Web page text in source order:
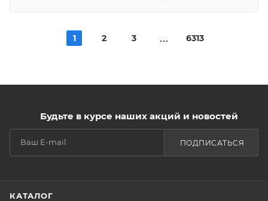
1 2 3 6313
Будьте в курсе наших акций и новостей
ПОДПИСАТЬСЯ
КАТАЛОГ